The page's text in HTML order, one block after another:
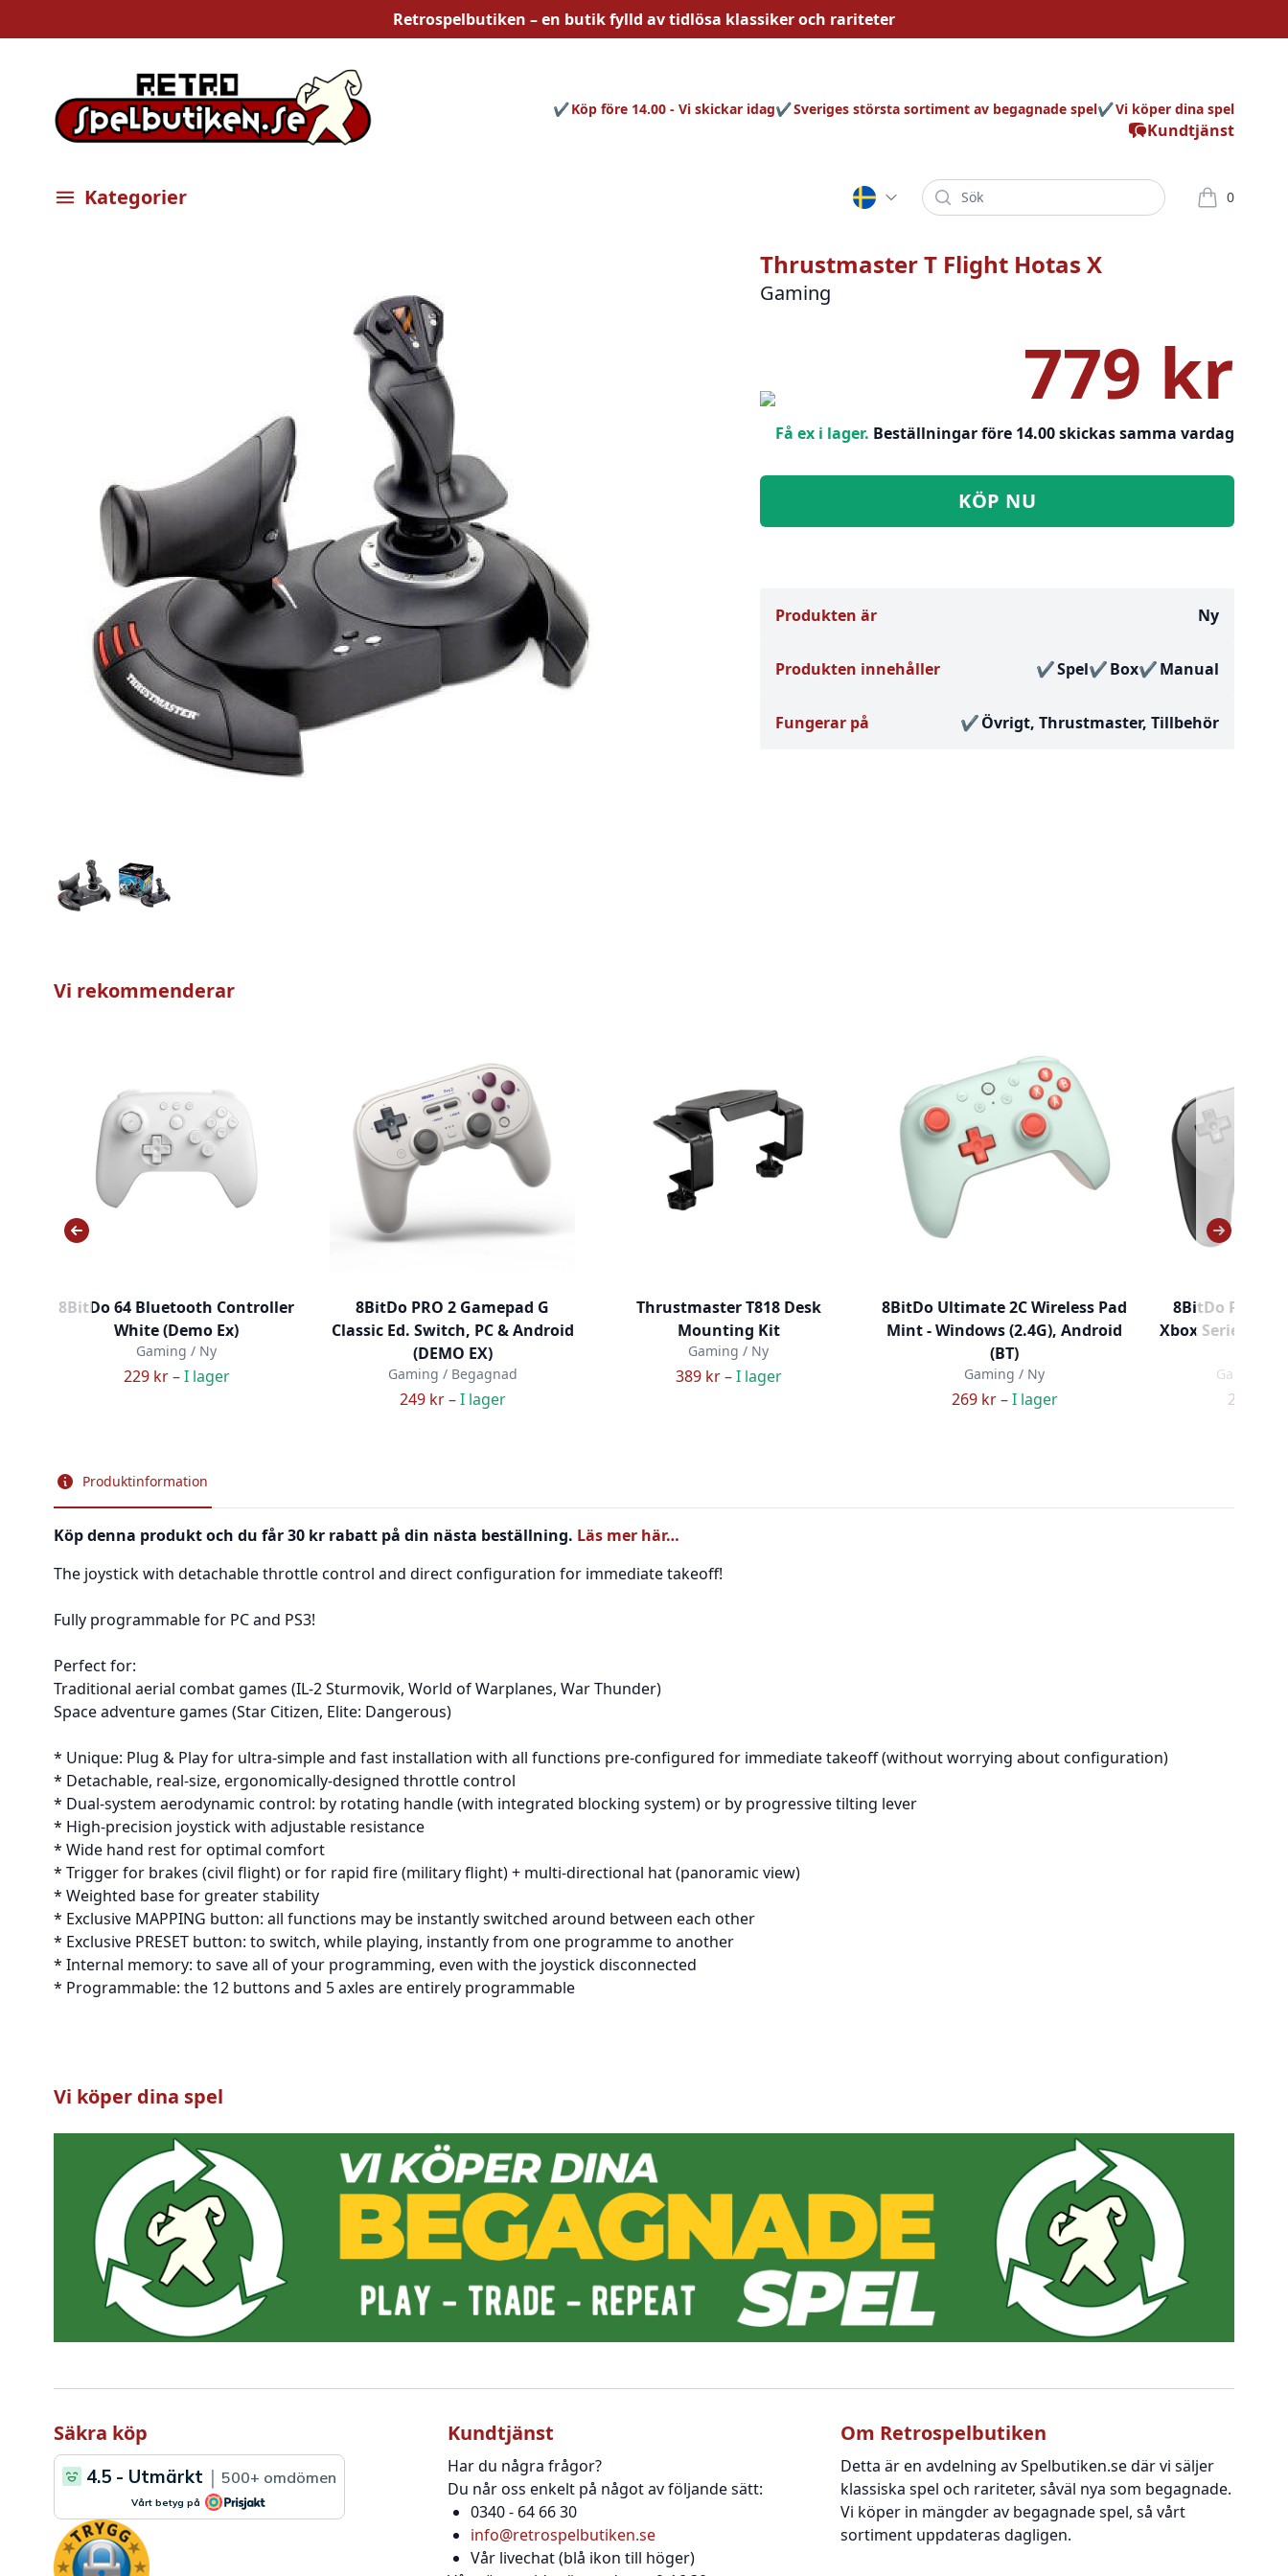
Retrospelbutiken – en butik fylld avtidlösa klassiker och rariteter
Kundtjänst
Köp före 14.00 - Vi skickar idag Sveriges största sortiment av begagnade spel Vi köper dina spel
Öppna meny
Kategorier Sök 0
varor i
Thrustmaster T Flight Hotas X
Gaming
779 kr
Få ex i lager. Beställningar före 14.00 skickas samma vardag
KÖP NU
Produkten är Ny
Produkten innehåller Spel Box Manual
Fungerar på Övrigt, Thrustmaster, Tillbehör
Vi rekommenderar
8BitDo 64 Bluetooth Controller
White (Demo Ex)
Gaming / Ny
229 kr –I lager
8BitDo PRO 2 Gamepad G
Classic Ed. Switch, PC & Android
(DEMO EX)
Gaming / Begagnad
249 kr –I lager
Thrustmaster T818 Desk
Mounting Kit
Gaming / Ny
389 kr –I lager
8BitDo Ultimate 2C Wireless Pad
Mint - Windows (2.4G), Android
(BT)
Gaming / Ny
269 kr –I lager
8BitDo Pro2
Xbox Series
Gaming /
299 kr –
Produktinformation
Köp denna produkt och du får 30 kr rabatt på din nästa beställning. Läs mer här…
The joystick with detachable throttle control and direct configuration for immediate takeoff!
Fully programmable for PC and PS3!
Perfect for:
Traditional aerial combat games (IL-2 Sturmovik, World of Warplanes, War Thunder)
Space adventure games (Star Citizen, Elite: Dangerous)
* Unique: Plug & Play for ultra-simple and fast installation with all functions pre-configured for immediate takeoff (without worrying about configuration)
* Detachable, real-size, ergonomically-designed throttle control
* Dual-system aerodynamic control: by rotating handle (with integrated blocking system) or by progressive tilting lever
* High-precision joystick with adjustable resistance
* Wide hand rest for optimal comfort
* Trigger for brakes (civil flight) or for rapid fire (military flight) + multi-directional hat (panoramic view)
* Weighted base for greater stability
* Exclusive MAPPING button: all functions may be instantly switched around between each other
* Exclusive PRESET button: to switch, while playing, instantly from one programme to another
* Internal memory: to save all of your programming, even with the joystick disconnected
* Programmable: the 12 buttons and 5 axles are entirely programmable
Vi köper dina spel
Säkra köp Kundtjänst
Har du några frågor?
Du når oss enkelt på något av följande sätt:
0340 - 64 66 30
info@retrospelbutiken.se
Vår livechat (blå ikon till höger)
Om Retrospelbutiken
Detta är en avdelning av Spelbutiken.se där vi säljer
klassiska spel och rariteter, såväl nya som begagnade.
Vi köper in mängder av begagnade spel, så vårt
sortiment uppdateras dagligen.